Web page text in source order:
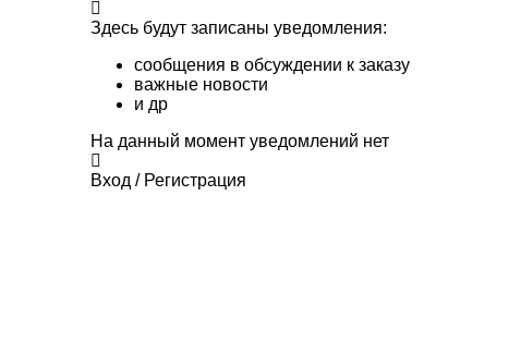
Здесь будут записаны уведомления:
сообщения в обсуждении к заказу
важные новости
и др
На данный момент уведомлений нет
Вход / Регистрация